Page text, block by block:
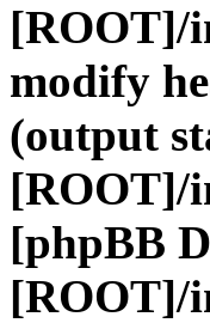
[ROOT]/
modify
(output
[ROOT]/
[phpBB
[ROOT]/